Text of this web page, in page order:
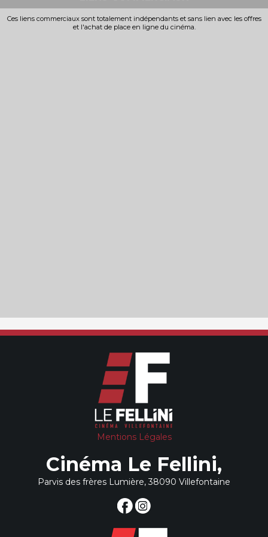
Ces liens commerciaux sont totalement indépendants et sans lien avec les offres
et l'achat de place en ligne du cinéma.
Mentions Légales
Cinéma Le Fellini,
Parvis des frères Lumière, 38090 Villefontaine